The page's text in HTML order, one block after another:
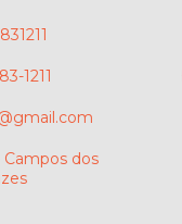
1211
dos